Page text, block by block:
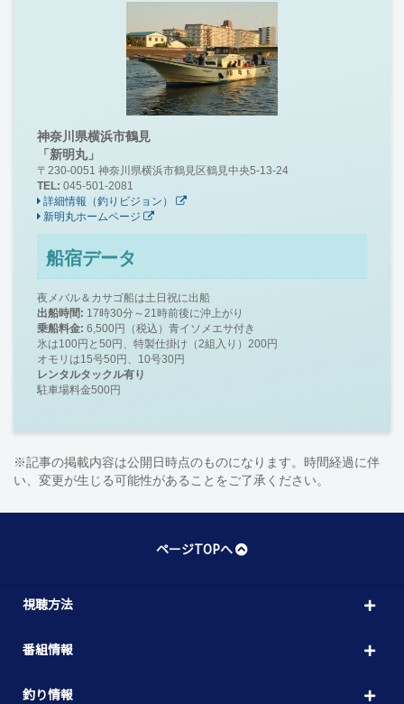
神奈川県横浜市鶴見
「新明丸」
〒230-0051 神奈川県横浜市鶴見区鶴見中央5-13-24
TEL: 045-501-2081
詳細情報（釣りビジョン）
新明丸ホームページ
船宿データ
夜メバル＆カサゴ船は土日祝に出船
出船時間: 17時30分～21時前後に沖上がり
乗船料金: 6,500円（税込）青イソメエサ付き
氷は100円と50円、特製仕掛け（2組入り）200円
オモリは15号50円、10号30円
レンタルタックル有り
駐車場料金500円
※記事の掲載内容は公開日時点のものになります。時間経過に伴
い、変更が生じる可能性があることをご了承ください。
ページTOPへ
視聴方法
番組情報
釣り情報